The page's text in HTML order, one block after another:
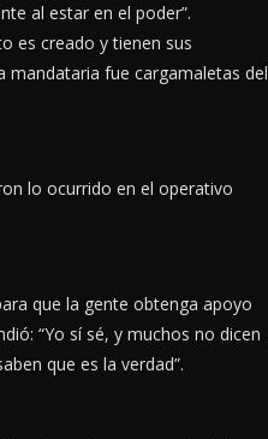
al estar en el poder”.
es creado y tienen sus
mandataria fue cargamaletas del
lo ocurrido en el operativo
que la gente obtenga apoyo
“Yo sí sé, y muchos no dicen
que es la verdad”.